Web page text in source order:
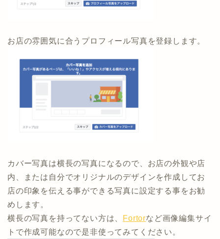
お店の雰囲気に合うプロフィール写真を登録します。
カバー写真は横長の写真になるので、お店の外観や店
内、または自分でオリジナルのデザインを作成してお
店の印象を伝える事ができる写真に設定する事をお勧
めします。
横長の写真を持ってない方は、
Fortorなど画像編集サイ
トで作成可能なので是非使ってみてください。